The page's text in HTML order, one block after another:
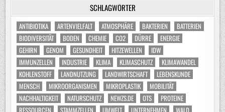
SCHLAGWÖRTER
ANTIBIOTIKA ARTENVIELFALT ATMOSPHÄRE BAKTERIEN
BATTERIEN
BIODIVERSITÄT
BODEN CHEMIE CO2 DÜRRE
ENERGIE
GEHIRN
GENOM GESUNDHEIT HITZEWELLEN
IDW
IMMUNZELLEN
INDUSTRIE KLIMA KLIMASCHUTZ
KLIMAWANDEL
KOHLENSTOFF
LANDNUTZUNG LANDWIRTSCHAFT
LEBENSKUNDE
MENSCH
MIKROORGANISMEN MIKROPLASTIK
MOBILITÄT
NACHHALTIGKEIT
NATURSCHUTZ NEWZS.DE OTS
PROTEINE